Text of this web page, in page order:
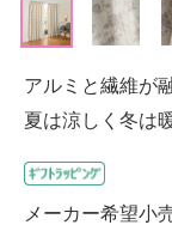
アルミと繊維が
夏は涼しく冬は
メーカー希望